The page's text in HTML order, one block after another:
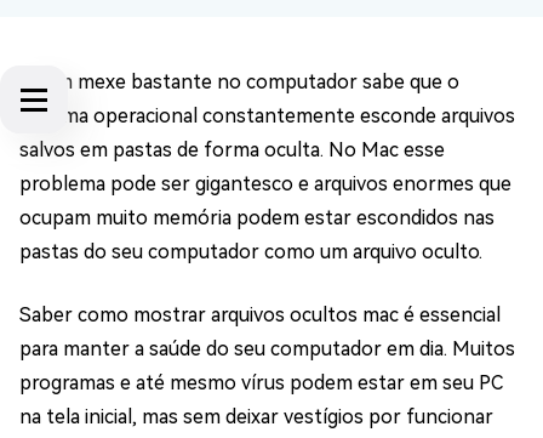
Quem mexe bastante no computador sabe que o
sistema operacional constantemente esconde arquivos
salvos em pastas de forma oculta. No Mac esse
problema pode ser gigantesco e arquivos enormes que
ocupam muito memória podem estar escondidos nas
pastas do seu computador como um arquivo oculto.
Saber como mostrar arquivos ocultos mac é essencial
para manter a saúde do seu computador em dia. Muitos
programas e até mesmo vírus podem estar em seu PC
na tela inicial, mas sem deixar vestígios por funcionar